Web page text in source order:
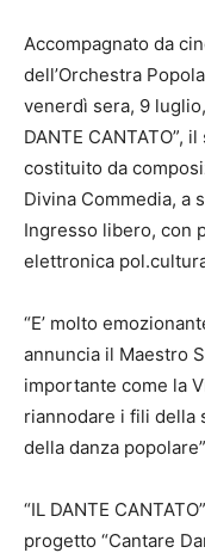
Accompagnato da
dell’Orchestra
venerdì sera, 9
DANTE CANTATO”,
costituito da
Divina Commedia, a
Ingresso libero, con
elettronica
“E’ molto
annuncia il Maestro
importante come la
riannodare i fili della
della danza
“IL DANTE
progetto “Cantare